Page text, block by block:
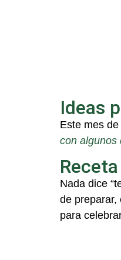
Ideas
Este mes de
con algunos
Nada dice
de preparar,
para